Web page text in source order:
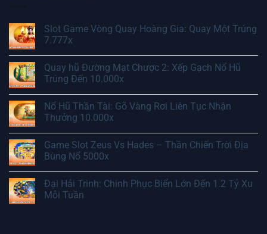
Slot Game Vòng Quay Hoàng Gia: Quay Một Trúng
7.777x
Quay hũ Đường Mạt Chược 2: Xếp Gạch Nổ Hũ
Trúng Đến 10.000x
Nổ Hũ Thần Tài: Gõ Vàng Rơi Liên Tục Nhận
Thưởng 10.000x
Game Slot Zeus Vs Hades – Thần Chiến Trời Địa
Bùng Nổ 5000x
Đại Hải Trình: Chinh Phục Biển Lớn Đến 1.2 Tỷ Xu
Mỗi Tuần